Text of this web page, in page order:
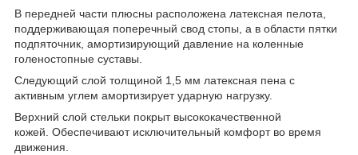
В передней части плюсны расположена латексная пелота,
поддерживающая поперечный свод стопы, а в области пятки
подпяточник, амортизирующий давление на коленные
голеностопные суставы.
Следующий слой толщиной 1,5 мм латексная пена с
активным углем амортизирует ударную нагрузку.
Верхний слой стельки покрыт высококачественной
кожей. Обеспечивают исключительный комфорт во время
движения.